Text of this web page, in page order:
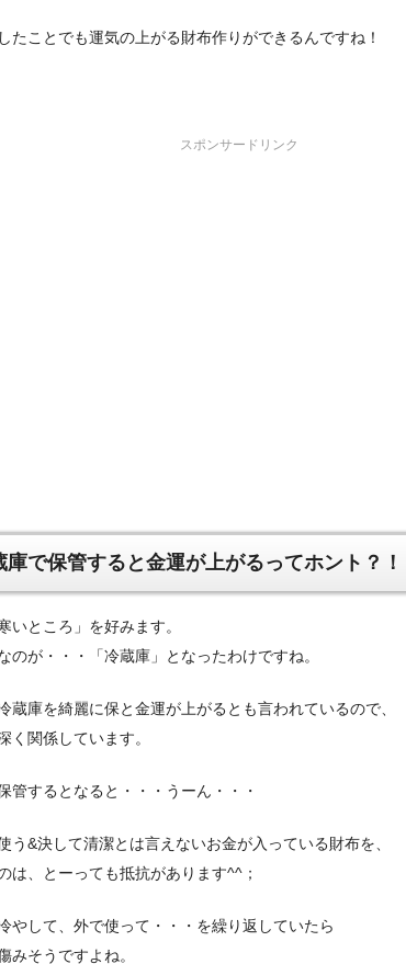
たことでも運気の上がる財布作りができるんですね！
スポンサードリンク
庫で保管すると金運が上がるってホント？！
いところ」を好みます。
のが・・・「冷蔵庫」となったわけですね。
蔵庫を綺麗に保と金運が上がるとも言われているので、
く関係しています。
管するとなると・・・うーん・・・
う&決して清潔とは言えないお金が入っている財布を、
は、とーっても抵抗があります^^；
やして、外で使って・・・を繰り返していたら
みそうですよね。